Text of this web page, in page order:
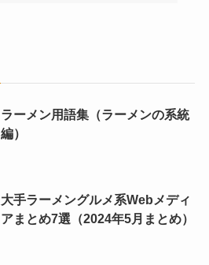
ラーメン用語集（ラーメンの系統
編）
大手ラーメングルメ系Webメディ
アまとめ7選（2024年5月まとめ）